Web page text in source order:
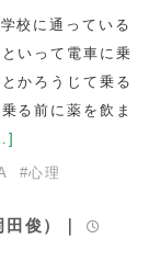
校に通っている
いって電車に乗
かろうじて乗る
る前に薬を飲ま
#心理
田俊）｜